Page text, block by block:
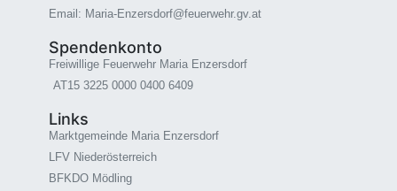
Email: Maria-Enzersdorf@feuerwehr.gv.at
Spendenkonto
Freiwillige Feuerwehr Maria Enzersdorf
AT15 3225 0000 0400 6409
Links
Marktgemeinde Maria Enzersdorf
LFV Niederösterreich
BFKDO Mödling